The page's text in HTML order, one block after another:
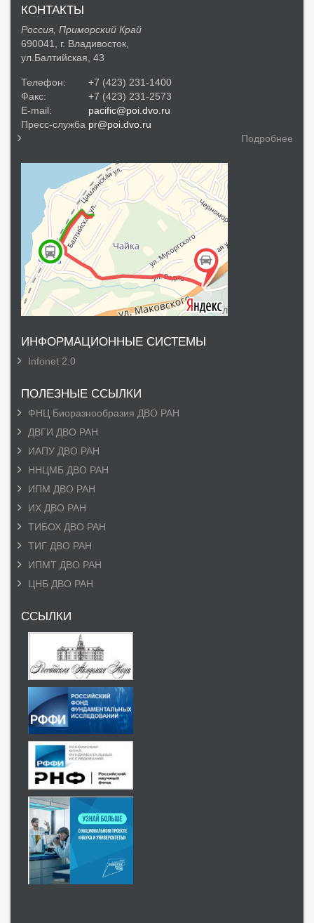
КОНТАКТЫ
Россия, Приморский Край
690041, г. Владивосток,
ул.Балтийская, 43
Телефон:
+7 (423) 231-1400
Факс:
+7 (423) 231-2573
E-mail:
pacific@poi.dvo.ru
Пресс-служба pr@poi.dvo.ru
Подробнее
ИНФОРМАЦИОННЫЕ СИСТЕМЫ
Infonet 2.0
ПОЛЕЗНЫЕ ССЫЛКИ
ФНЦ Биоразнообразия ДВО РАН
ДВГИ ДВО РАН
ИАПУ ДВО РАН
ННЦМБ ДВО РАН
ИПМ ДВО РАН
ИХ ДВО РАН
ТИБОХ ДВО РАН
ТИГ ДВО РАН
ИПМТ ДВО РАН
ЦНБ ДВО РАН
ССЫЛКИ